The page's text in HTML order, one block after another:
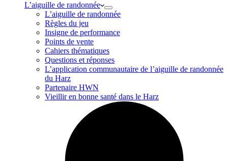
L’aiguille de randonnée
L’aiguille de randonnée
Règles du jeu
Insigne de performance
Points de vente
Cahiers thématiques
Questions et réponses
L’application communautaire de l’aiguille de randonnée
du Harz
Partenaire HWN
Vieillir en bonne santé dans le Harz